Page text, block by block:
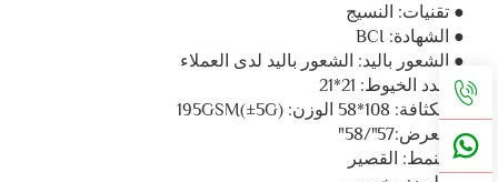
● تقنيات: النسيج
● الشهادة: BCI
● الشعور باليد: الشعور باليد لدى العملاء
● عدد الخيوط: 21*21
● الكثافة: 108*58 الوزن: 195GSM(±5G)
● العرض:57"/58"
● النمط: القصير